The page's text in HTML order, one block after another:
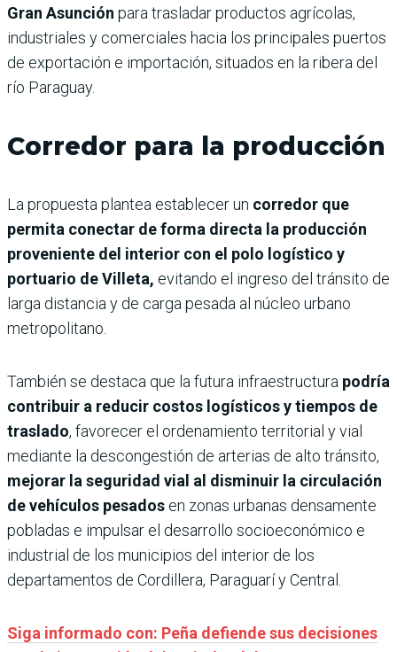
Gran Asunción para trasladar productos agrícolas,
industriales y comerciales hacia los principales puertos
de exportación e importación, situados en la ribera del
río Paraguay.
Corredor para la producción
La propuesta plantea establecer un corredor que
permita conectar de forma directa la producción
proveniente del interior con el polo logístico y
portuario de Villeta, evitando el ingreso del tránsito de
larga distancia y de carga pesada al núcleo urbano
metropolitano.
También se destaca que la futura infraestructura podría
contribuir a reducir costos logísticos y tiempos de
traslado, favorecer el ordenamiento territorial y vial
mediante la descongestión de arterias de alto tránsito,
mejorar la seguridad vial al disminuir la circulación
de vehículos pesados en zonas urbanas densamente
pobladas e impulsar el desarrollo socioeconómico e
industrial de los municipios del interior de los
departamentos de Cordillera, Paraguarí y Central.
Siga informado con: Peña defiende sus decisiones